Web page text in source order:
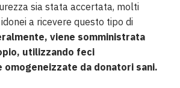
sia stata accertata, molti
a ricevere questo tipo di
viene somministrata
utilizzando feci
da donatori sani.